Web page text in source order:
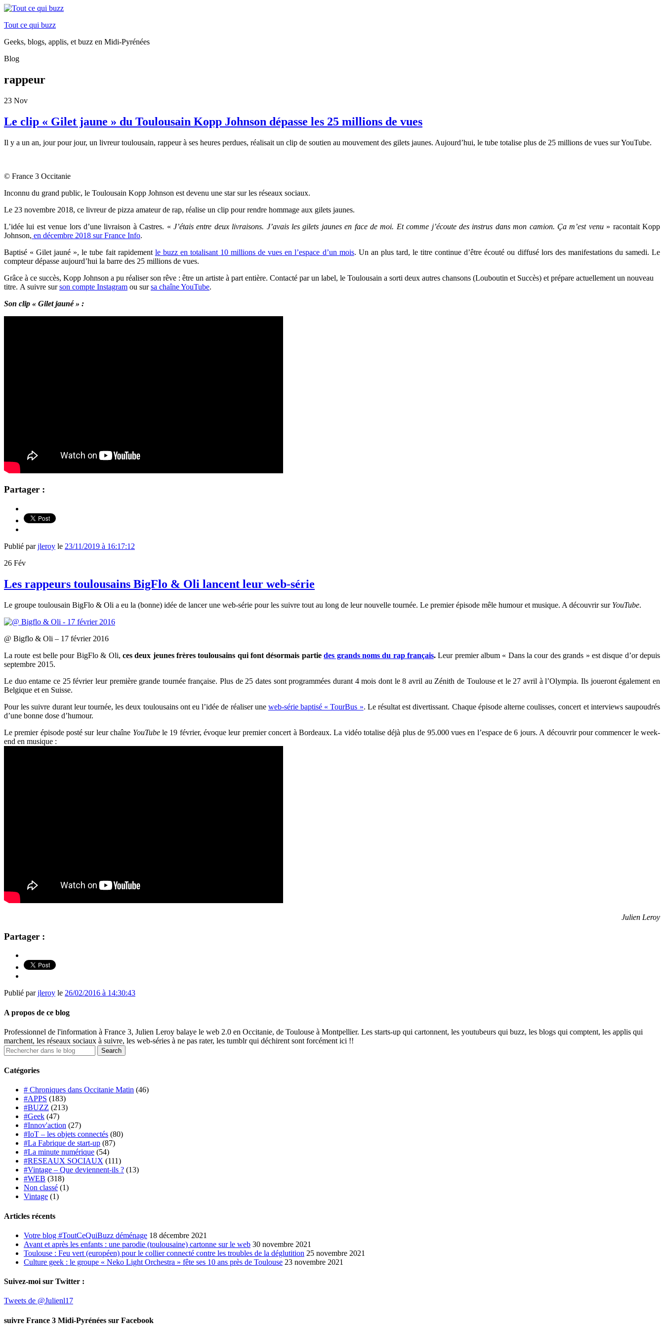
Tout ce qui buzz
Geeks, blogs, applis, et buzz en Midi-Pyrénées
Blog
rappeur
23 Nov
Le clip « Gilet jaune » du Toulousain Kopp Johnson dépasse les 25 millions de vues
Il y a un an, jour pour jour, un livreur toulousain, rappeur à ses heures perdues, réalisait un clip de soutien au mouvement des gilets jaunes. Aujourd’hui, le tube totalise plus de 25 millions de vues sur YouTube.
© France 3 Occitanie
Inconnu du grand public, le Toulousain Kopp Johnson est devenu une star sur les réseaux sociaux.
Le 23 novembre 2018, ce livreur de pizza amateur de rap, réalise un clip pour rendre hommage aux gilets jaunes.
L’idée lui est venue lors d’une livraison à Castres. «J’étais entre deux livraisons. J’avais les gilets jaunes en face de moi. Et comme j’écoute des instrus dans mon camion. Ça m’est venu» racontait Kopp
Johnson, en décembre 2018 sur France Info.
Baptisé « Gilet jauné », le tube fait rapidement le buzz en totalisant 10 millions de vues en l’espace d’un mois. Un an plus tard, le titre continue d’être écouté ou diffusé lors des manifestations du samedi. Le
compteur dépasse aujourd’hui la barre des 25 millions de vues.
Grâce à ce succès, Kopp Johnson a pu réaliser son rêve : être un artiste à part entière. Contacté par un label, le Toulousain a sorti deux autres chansons (Louboutin et Succès) et prépare actuellement un nouveau
titre. A suivre surson compte Instagram ou sursa chaîne YouTube.
Son clip « Gilet jauné » :
Partager :
Publié parjleroy le 23/11/2019 à 16:17:12
26 Fév
Les rappeurs toulousains BigFlo & Oli lancent leur web-série
Le groupe toulousain BigFlo & Oli a eu la (bonne) idée de lancer une web-série pour les suivre tout au long de leur nouvelle tournée. Le premier épisode mêle humour et musique. A découvrir sur YouTube.
@ Bigflo & Oli – 17 février 2016
La route est belle pour BigFlo & Oli, ces deux jeunes frères toulousains qui font désormais partiedes grands noms du rap français.Leur premier album « Dans la cour des grands » est disque d’or depuis
septembre 2015.
Le duo entame ce 25 février leur première grande tournée française. Plus de 25 dates sont programmées durant 4 mois dont le 8 avril au Zénith de Toulouse et le 27 avril à l’Olympia. Ils joueront également en
Belgique et en Suisse.
Pour les suivre durant leur tournée, les deux toulousains ont eu l’idée de réaliser une web-série baptisé « TourBus ». Le résultat est divertissant. Chaque épisode alterne coulisses, concert et interviews saupoudrés
d’une bonne dose d’humour.
Le premier épisode posté sur leur chaîne YouTubele 19 février, évoque leur premier concert à Bordeaux. La vidéo totalise déjà plus de 95.000 vues en l’espace de 6 jours. A découvrir pour commencer le week-
end en musique :
Julien Leroy
Partager :
Publié parjleroy le 26/02/2016 à 14:30:43
A propos de ce blog
Professionnel de l'information à France 3, Julien Leroy balaye le web 2.0 en Occitanie, de Toulouse à Montpellier. Les starts-up qui cartonnent, les youtubeurs qui buzz, les blogs qui comptent, les applis qui
marchent, les réseaux sociaux à suivre, les web-séries à ne pas rater, les tumblr qui déchirent sont forcément ici !!
Catégories
# Chroniques dans Occitanie Matin (46)
#APPS (183)
#BUZZ (213)
#Geek (47)
#Innov'action (27)
#IoT – les objets connectés (80)
#La Fabrique de start-up (87)
#La minute numérique (54)
#RESEAUX SOCIAUX (111)
#Vintage – Que deviennent-ils ? (13)
#WEB (318)
Non classé (1)
Vintage (1)
Articles récents
Votre blog #ToutCeQuiBuzz déménage 18 décembre 2021
Avant et après les enfants : une parodie (toulousaine) cartonne sur le web 30 novembre 2021
Toulouse : Feu vert (européen) pour le collier connecté contre les troubles de la déglutition 25 novembre 2021
Culture geek : le groupe « Neko Light Orchestra » fête ses 10 ans près de Toulouse 23 novembre 2021
Suivez-moi sur Twitter :
Tweets de @Julienl17
suivre France 3 Midi-Pyrénées sur Facebook